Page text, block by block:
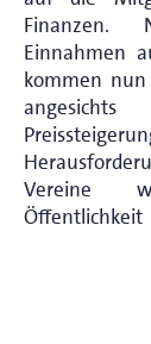
Finanzen.
Einnahmen
kommen nun
Vereine